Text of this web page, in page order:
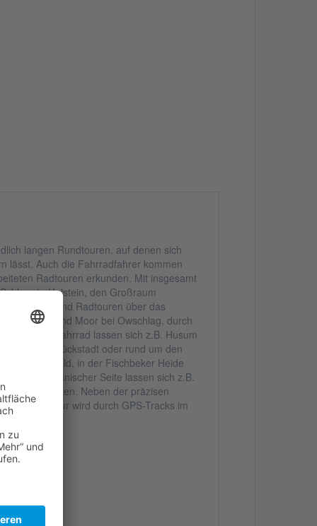
langen Rundtouren, auf denen sich
lässt. Auch die Fahrradfahrer kommen
Radtouren erkunden. Mit insgesamt
Holstein, den Großraum
und Radtouren über das
Heide und Moor bei Owschlag, durch
Auf dem Fahrrad lassen sich z.B. Husum
um Glückstadt oder rund um den
Sachsenwald, in der Fischbeker Heide
Auf dänischer Seite lassen sich z.B.
entdecken. Neben der präzisen
Jede Tour wird durch GPS-Tracks im